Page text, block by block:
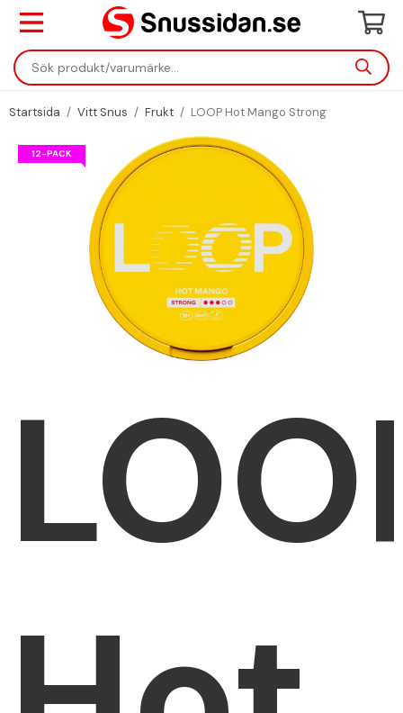
Startsida / Vitt Snus / Frukt / LOOP Hot Mango Strong
12-PACK